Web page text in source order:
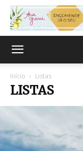
Início Listas
LISTAS